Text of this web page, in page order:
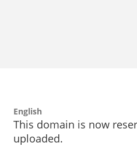
English
This domain is now
uploaded.